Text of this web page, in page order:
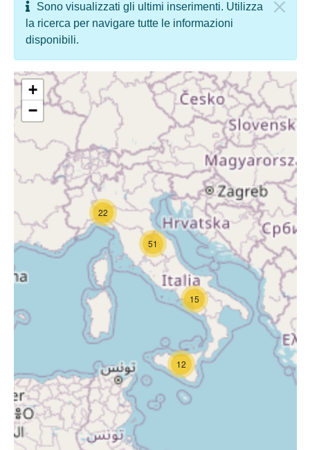
Sono visualizzati gli ultimi inserimenti. Utilizza
la ricerca per navigare tutte le informazioni
disponibili.
15
12
22
51
+
−